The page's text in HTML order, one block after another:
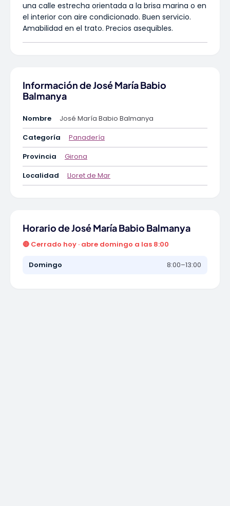
una calle estrecha orientada a la brisa marina o en
el interior con aire condicionado. Buen servicio.
Amabilidad en el trato. Precios asequibles.
Información de José María Babio
Balmanya
Nombre
José María Babio Balmanya
Categoría
Panadería
Provincia
Girona
Localidad
Lloret de Mar
Horario de José María Babio Balmanya
🔴 Cerrado hoy · abre domingo a las 8:00
Domingo 8:00–13:00